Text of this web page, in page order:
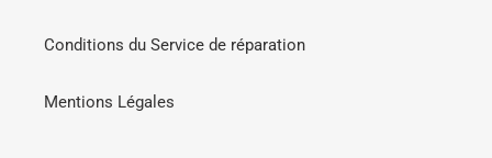
Conditions du Service de réparation
Mentions Légales